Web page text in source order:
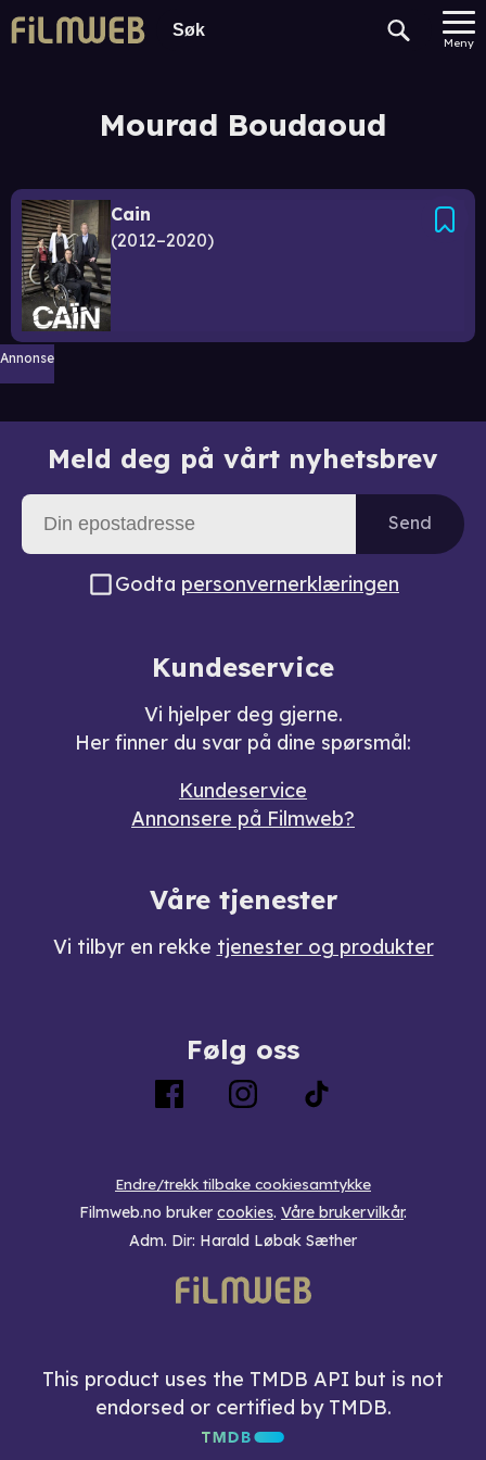
Meny
Mourad Boudaoud
Cain
2012–2020
Annonse
Meld deg på vårt nyhetsbrev
Send
Godta personvernerklæringen
Kundeservice
Vi hjelper deg gjerne.
Her finner du svar på dine spørsmål:
Kundeservice
Annonsere på Filmweb?
Våre tjenester
Vi tilbyr en rekke tjenester og produkter
Følg oss
Endre/trekk tilbake cookiesamtykke
Filmweb.no bruker cookies. Våre brukervilkår.
Adm. Dir: Harald Løbak Sæther
This product uses the TMDB API but is not
endorsed or certified by TMDB.